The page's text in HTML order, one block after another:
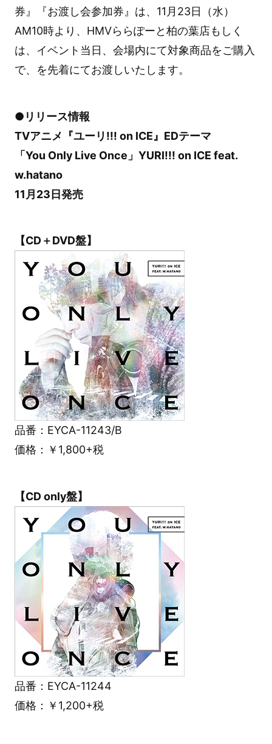
券』『お渡し会参加券』は、11月23日（水）
AM10時より、HMVららぽーと柏の葉店もしく
は、イベント当日、会場内にて対象商品をご購入
で、を先着にてお渡しいたします。
●リリース情報
TVアニメ『ユーリ!!! on ICE』EDテーマ
「You Only Live Once」YURI!!! on ICE feat.
w.hatano
11月23日発売
【CD＋DVD盤】
品番：EYCA-11243/B
価格：￥1,800+税
【CD only盤】
品番：EYCA-11244
価格：￥1,200+税